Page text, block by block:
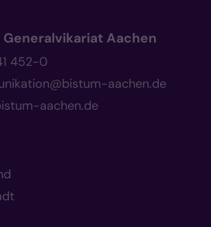
Aachen
452-0
aachen.de
aachen.de